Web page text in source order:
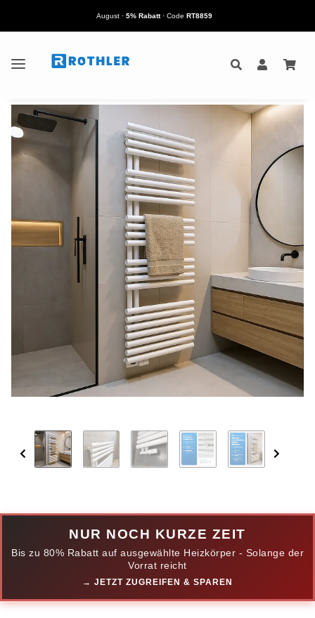
August· 5% Rabatt· Code RT8859
NUR NOCH KURZE ZEIT
Bis zu 80% Rabatt auf ausgewählte Heizkörper - Solange der
Vorrat reicht
→ JETZT ZUGREIFEN & SPAREN